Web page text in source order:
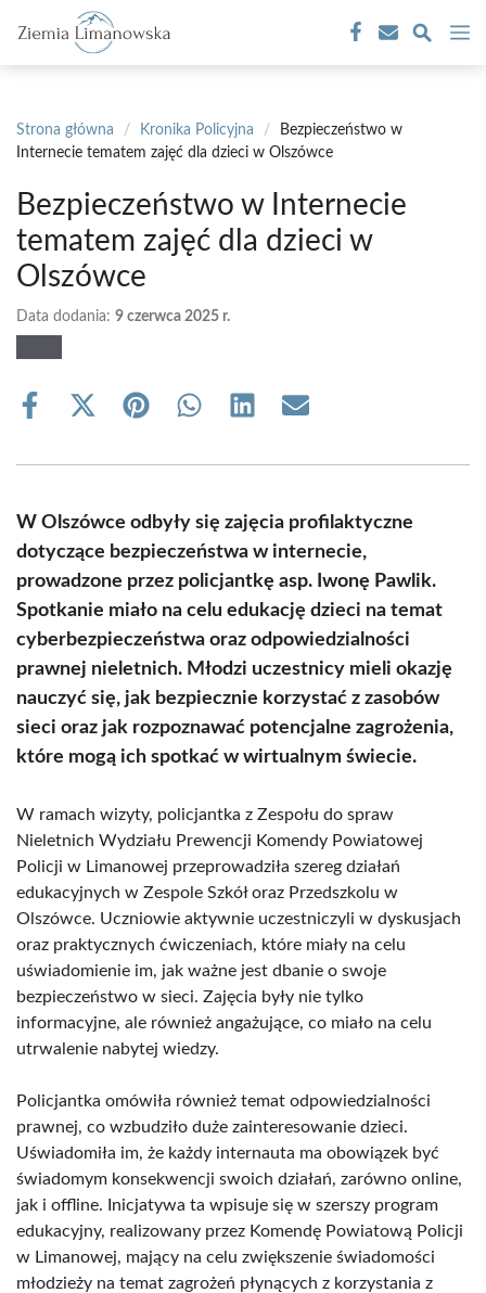
treści
Strona główna / Kronika Policyjna /
Bezpieczeństwo w
Internecie tematem zajęć dla dzieci w Olszówce
Bezpieczeństwo w Internecie
tematem zajęć dla dzieci w
Olszówce
Data dodania: 9 czerwca 2025 r.
Share
Share
(Twitter)
Share Share Share Share
W Olszówce odbyły się zajęcia profilaktyczne
dotyczące bezpieczeństwa w internecie,
prowadzone przez policjantkę asp. Iwonę Pawlik.
Spotkanie miało na celu edukację dzieci na temat
cyberbezpieczeństwa oraz odpowiedzialności
prawnej nieletnich. Młodzi uczestnicy mieli okazję
nauczyć się, jak bezpiecznie korzystać z zasobów
sieci oraz jak rozpoznawać potencjalne zagrożenia,
które mogą ich spotkać w wirtualnym świecie.
W ramach wizyty, policjantka z Zespołu do spraw
Nieletnich Wydziału Prewencji Komendy Powiatowej
Policji w Limanowej przeprowadziła szereg działań
edukacyjnych w Zespole Szkół oraz Przedszkolu w
Olszówce. Uczniowie aktywnie uczestniczyli w dyskusjach
oraz praktycznych ćwiczeniach, które miały na celu
uświadomienie im, jak ważne jest dbanie o swoje
bezpieczeństwo w sieci. Zajęcia były nie tylko
informacyjne, ale również angażujące, co miało na celu
utrwalenie nabytej wiedzy.
Policjantka omówiła również temat odpowiedzialności
prawnej, co wzbudziło duże zainteresowanie dzieci.
Uświadomiła im, że każdy internauta ma obowiązek być
świadomym konsekwencji swoich działań, zarówno online,
jak i offline. Inicjatywa ta wpisuje się w szerszy program
edukacyjny, realizowany przez Komendę Powiatową Policji
w Limanowej, mający na celu zwiększenie świadomości
młodzieży na temat zagrożeń płynących z korzystania z